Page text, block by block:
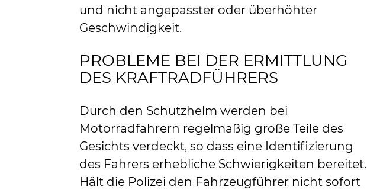
und nicht angepasster oder überhöhter
Geschwindigkeit.
PROBLEME BEI DER ERMITTLUNG
DES KRAFTRADFÜHRERS
Durch den Schutzhelm werden bei
Motorradfahrern regelmäßig große Teile des
Gesichts verdeckt, so dass eine Identifizierung
des Fahrers erhebliche Schwierigkeiten bereitet.
Hält die Polizei den Fahrzeugführer nicht sofort